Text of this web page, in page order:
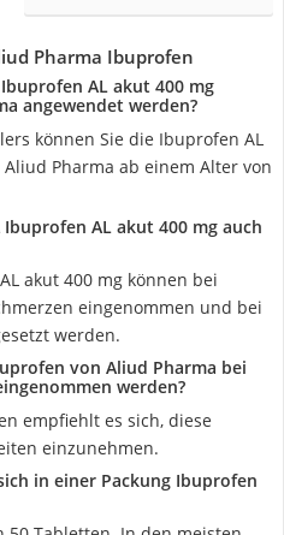
Pharma Ibuprofen
AL akut 400 mg
angewendet werden?
können Sie die Ibuprofen AL
Pharma ab einem Alter von
Ibuprofen AL akut 400 mg auch
akut 400 mg können bei
eingenommen und bei
werden.
von Aliud Pharma bei
werden?
empfiehlt es sich, diese
einzunehmen.
in einer Packung Ibuprofen